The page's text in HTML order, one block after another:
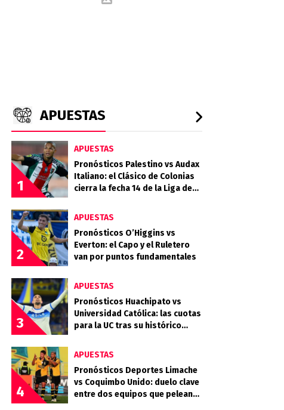
APUESTAS
1
APUESTAS
Pronósticos Palestino vs Audax
Italiano: el Clásico de Colonias
cierra la fecha 14 de la Liga de
2
APUESTAS
Pronósticos O’Higgins vs
Everton: el Capo y el Ruletero
van por puntos fundamentales
3
APUESTAS
Pronósticos Huachipato vs
Universidad Católica: las cuotas
para la UC tras su histórico
4
APUESTAS
Pronósticos Deportes Limache
vs Coquimbo Unido: duelo clave
entre dos equipos que pelean